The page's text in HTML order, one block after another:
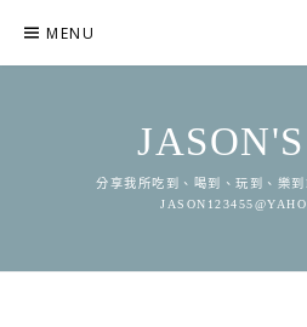
content
MENU
分享我所吃到、喝到、玩到、樂